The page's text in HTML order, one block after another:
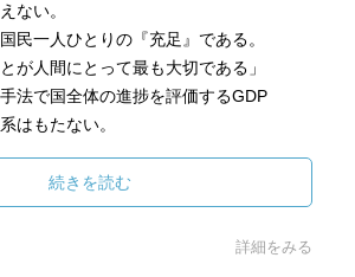
ない。
民一人ひとりの『充足』である。
が人間にとって最も大切である」
法で国全体の進捗を評価するGDP
はもたない。
めて、その方針とは
発し続けることだ、と述べている。
動に際して）
続きを読む
詳細をみる